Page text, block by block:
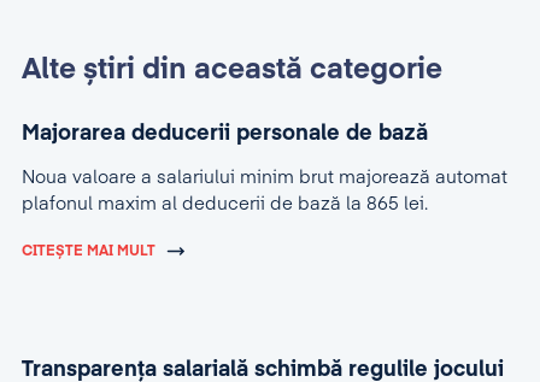
Alte știri din această categorie
Majorarea deducerii personale de bază
Noua valoare a salariului minim brut majorează automat
plafonul maxim al deducerii de bază la 865 lei.
CITEȘTE MAI MULT
Transparența salarială schimbă regulile jocului